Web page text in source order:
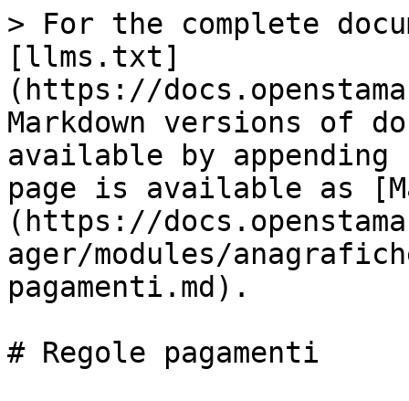
> For the complete
[llms.txt]
(https://
Markdown versions of
available by
page is available as
(https://
ager/modules/
pagamenti.md).
# Regole pagamenti